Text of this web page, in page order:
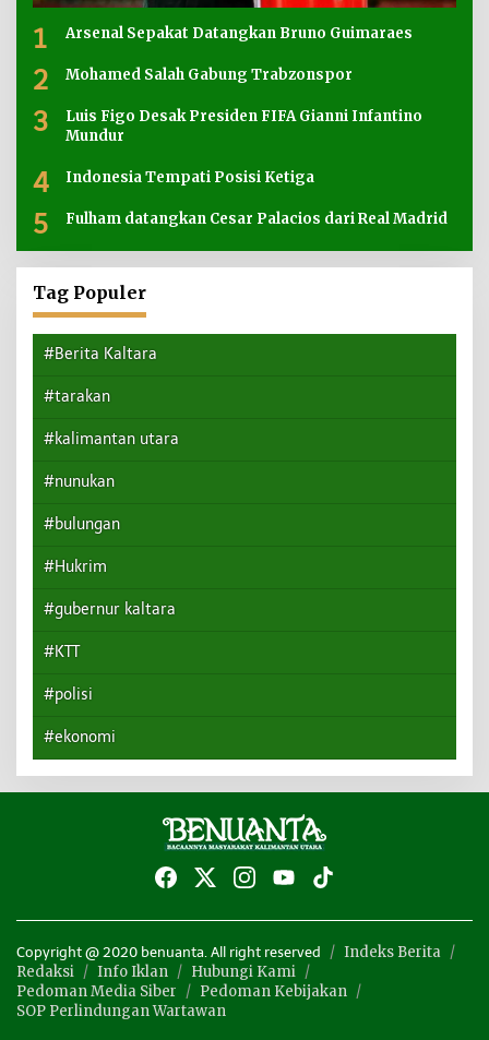
1 Arsenal Sepakat Datangkan Bruno Guimaraes
2 Mohamed Salah Gabung Trabzonspor
3
Luis Figo Desak Presiden FIFA Gianni Infantino
Mundur
4 Indonesia Tempati Posisi Ketiga
5 Fulham datangkan Cesar Palacios dari Real Madrid
Tag Populer
#Berita Kaltara
#tarakan
#kalimantan utara
#nunukan
#bulungan
#Hukrim
#gubernur kaltara
#KTT
#polisi
#ekonomi
Copyright @ 2020 benuanta. All right reserved
Indeks Berita
Redaksi
Info Iklan
Hubungi Kami
Pedoman Media Siber
Pedoman Kebijakan
SOP Perlindungan Wartawan